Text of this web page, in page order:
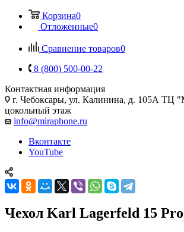
Корзина0
Отложенные0
Сравнение товаров0
8 (800) 500-00-22
Контактная информация
г. Чебоксары, ул. Калинина, д. 105А
цокольный этаж
info@miraphone.ru
Вконтакте
YouTube
Чехол Karl Lagerfeld 15